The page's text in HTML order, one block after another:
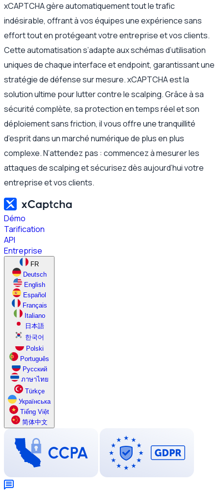
xCAPTCHA gère automatiquement tout le trafic
indésirable, offrant à vos équipes une expérience sans
effort tout en protégeant votre entreprise et vos clients.
Cette automatisation s’adapte aux schémas d’utilisation
uniques de chaque interface et endpoint, garantissant une
stratégie de défense sur mesure. xCAPTCHA est la
solution ultime pour lutter contre le scalping. Grâce à sa
sécurité complète, sa protection en temps réel et son
déploiement sans friction, il vous offre une tranquillité
d’esprit dans un marché numérique de plus en plus
complexe. N’attendez pas : commencez à mesurer les
attaques de scalping et sécurisez dès aujourd’hui votre
entreprise et vos clients.
Démo
Tarification
API
Entreprise
FR
Deutsch
English
Español
Français
Italiano
日本語
한국어
Polski
Português
Русский
ภาษาไทย
Türkçe
Українська
Tiếng Việt
简体中文